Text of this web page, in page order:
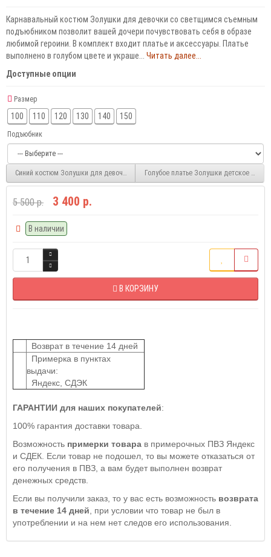
Карнавальный костюм Золушки для девочки со светщимся съемным
подъюбником позволит вашей дочери почувствовать себя в образе
любимой героини. В комплект входит платье и аксессуары. Платье
выполнено в голубом цвете и украше... Читать далее...
Доступные опции
Размер
100 110 120 130 140 150
Подъюбник
Синий костюм Золушки для девочки NPL197-2Голубое платье Золушки детское
5 500 р. 3 400 р.
В наличии
В КОРЗИНУ
Возврат в течение 14 дней
Примерка в пунктах
выдачи:
Яндекс, СДЭК
ГАРАНТИИ для наших покупателей:
100% гарантия доставки товара.
Возможность примерки товара в примерочных ПВЗ Яндекс
и СДЕК. Если товар не подошел, то вы можете отказаться от
его получения в ПВЗ, а вам будет выполнен возврат
денежных средств.
Если вы получили заказ, то у вас есть возможность возврата
в течение 14 дней , при условии что товар не был в
употреблении и на нем нет следов его использования.